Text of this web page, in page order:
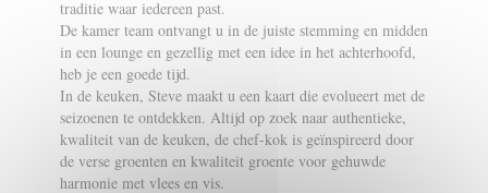
traditie waar iedereen past.
De kamer team ontvangt u in de juiste stemming en midden
in een lounge en gezellig met een idee in het achterhoofd,
heb je een goede tijd.
In de keuken, Steve maakt u een kaart die evolueert met de
seizoenen te ontdekken. Altijd op zoek naar authentieke,
kwaliteit van de keuken, de chef-kok is geïnspireerd door
de verse groenten en kwaliteit groente voor gehuwde
harmonie met vlees en vis.